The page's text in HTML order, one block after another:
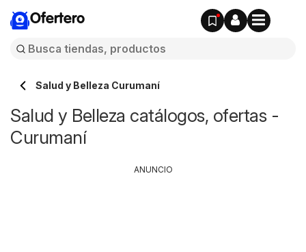
Ofertero
Salud y Belleza Curumaní
Salud y Belleza catálogos, ofertas -
Curumaní
ANUNCIO